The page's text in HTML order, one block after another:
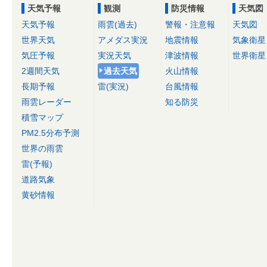
天気予報
天気予報
世界天気
気圧予報
2週間天気
長期予報
雨雲レーダー
積雪マップ
PM2.5分布予測
世界の雨雲
雷(予報)
道路気象
黄砂情報
観測
雨雲(過去)
アメダス実況
実況天気
過去天気
雷(実況)
防災情報
警報・注意報
地震情報
津波情報
火山情報
台風情報
知る防災
天気図
天気図
気象衛星
世界衛星